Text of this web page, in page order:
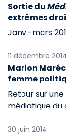
Sortie du
extrêmes
Janv.-mars
11 décembre 2014
Marion
femme
Retour sur
médiatique du
30 juin 2014